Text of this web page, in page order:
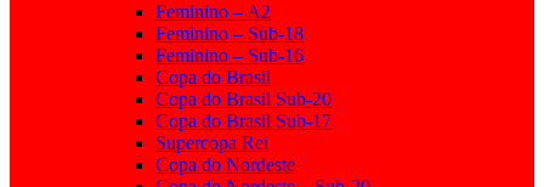
Feminino – A2
Feminino – Sub-18
Feminino – Sub-16
Copa do Brasil
Copa do Brasil Sub-20
Copa do Brasil Sub-17
Supercopa Rei
Copa do Nordeste